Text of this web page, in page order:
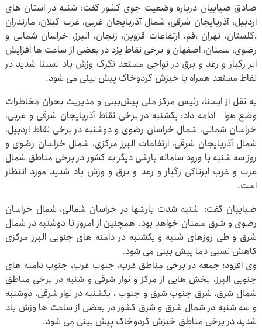
صادق ضیاییان درباره وضعیت جوی کشور گفت: شنبه در استان های
اردبیل، آذربایجان شرقی، شمال آذربایجان غربی، غرب گیلان، مازندران
،گلستان، تهران ،قم، ارتفاعات قزوین، زنجان، البرز، خراسان شمالی و
رضوی، سمنان، اصفهان و برخی نقاط یزد در بعضی از ساعت ها افزایش
ابر رگبار و رعد و برق در نواحی مستعد تگرگ وزش باد نسبتا شدید در
نقاط مستعد همراه با خیزش گردوخاک پیش بینی می شود.
به نقل از ایسنا، رئیس مرکز ملی پیش‌بینی و مدیریت بحران مخاطرات
وضع هوا ادامه داد: یکشنبه در برخی نقاط آذربایجان شرقی و غربی،
خراسان شمالی، شمال خراسان رضوی و دوشنبه در برخی نقاط اردبیل،
شمال آذربایجان شرقی، ارتفاعات البرز مرکزی، شمال خراسان رضوی و
روز سه شنبه با ورود سامانه بارشی دیگر به کشور در برخی مناطق شمال
غرب و غرب ابرناکی رگبار و رعد و برق و وزش باد شدید مورد انتظار
است.
ضیاییان گفت: شنبه شدت بارشها در خراسان شمالی، شمال خراسان
رضوی و شرق سمنان خواهد بود. همچنین از امروز تا دوشنبه در شمال
شرق و طی روزهای شنبه و یکشنبه در دامنه های جنوبی البرز مرکزی
کاهش نسبی دما پیش بینی می شود.
وی افزود: جمعه در برخی مناطق غرب، جنوب غرب، جنوب دامنه های
جنوبی البرز، بخش هایی از مرکز و نوار شرقی و شنبه در برخی مناطق
شمال شرق، شرق جنوب شرق و جنوب ، یکشنبه در نوار شرقی، دوشنبه
و سه شنبه در شمال شرق و شرق کشور در بعضی از ساعت ها وزش باد
شدید در برخی مناطق خیزش گردوخاک پیش بینی می شود.